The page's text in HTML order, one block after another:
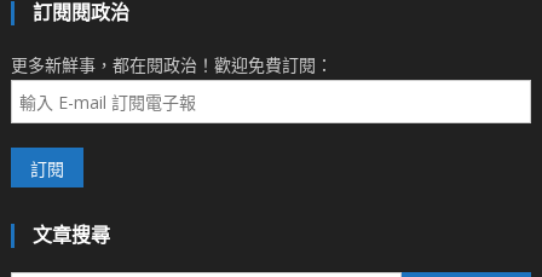
訂閱閱政治
更多新鮮事，都在閱政治！歡迎免費訂閱：
文章搜尋